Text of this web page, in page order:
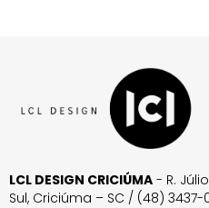
LCL DESIGN CRICIÚMA - R.
Sul, Criciúma – SC / (48) 3437-